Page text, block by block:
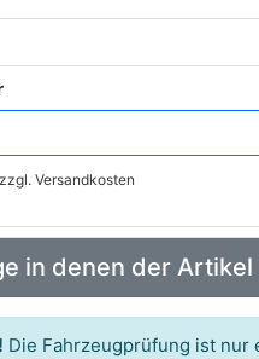
TURBOLADER
Versandkosten
in denen der
Die Fahrzeugprüfung ist nur